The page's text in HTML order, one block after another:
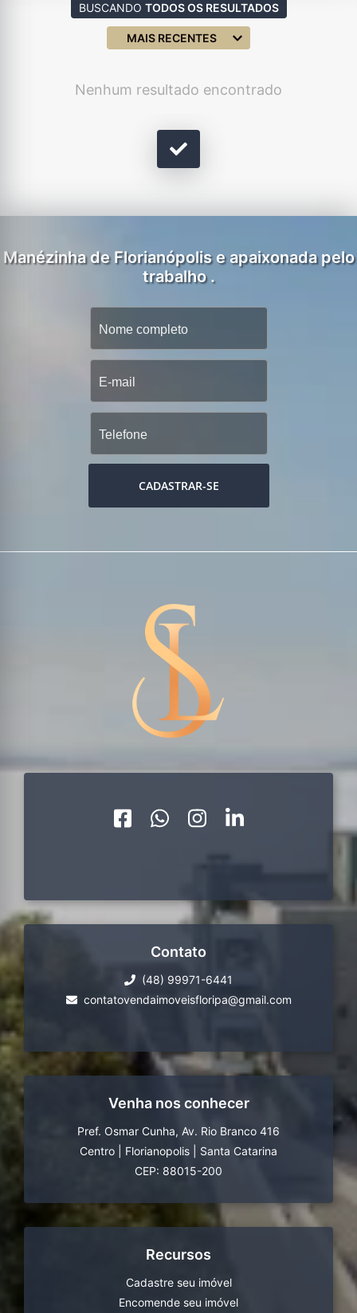
BUSCANDO TODOS OS RESULTADOS
MAIS RECENTES
Nenhum resultado encontrado
Manézinha de Florianópolis e apaixonada pelo
trabalho .
CADASTRAR-SE
Contato
(48) 99971-6441
contatovendaimoveisfloripa@gmail.com
Venha nos conhecer
Pref. Osmar Cunha, Av. Rio Branco 416
Centro
Florianopolis
Santa Catarina
CEP: 88015-200
Recursos
Cadastre seu imóvel
Encomende seu imóvel